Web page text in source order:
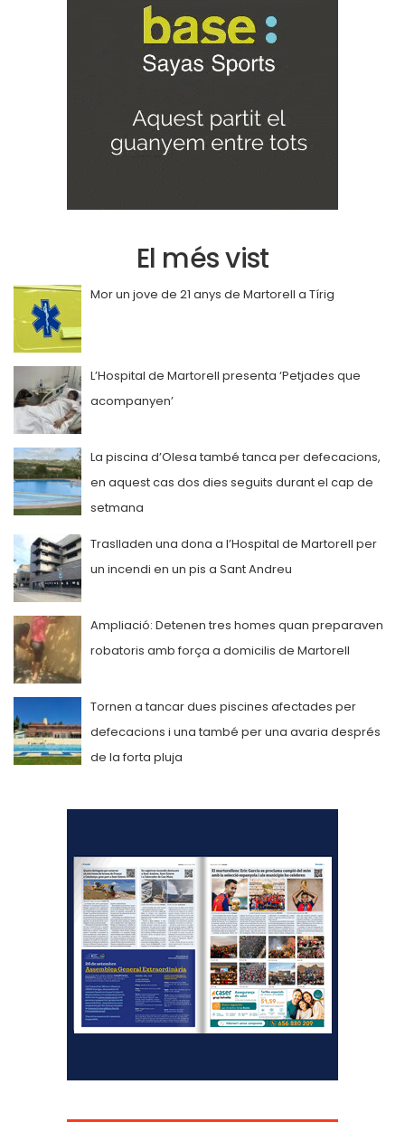
El més vist
Mor un jove de 21 anys de Martorell a Tírig
L’Hospital de Martorell presenta ‘Petjades que
acompanyen’
La piscina d’Olesa també tanca per defecacions,
en aquest cas dos dies seguits durant el cap de
setmana
Traslladen una dona a l’Hospital de Martorell per
un incendi en un pis a Sant Andreu
Ampliació: Detenen tres homes quan preparaven
robatoris amb força a domicilis de Martorell
Tornen a tancar dues piscines afectades per
defecacions i una també per una avaria després
de la forta pluja